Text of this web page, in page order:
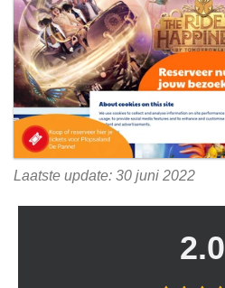
Laatste update: 30 juni 2022
2.0